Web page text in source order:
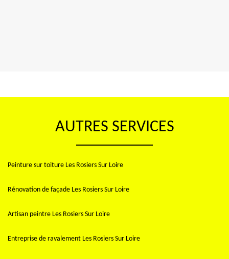
AUTRES SERVICES
Peinture sur toiture Les Rosiers Sur Loire
Rénovation de façade Les Rosiers Sur Loire
Artisan peintre Les Rosiers Sur Loire
Entreprise de ravalement Les Rosiers Sur Loire